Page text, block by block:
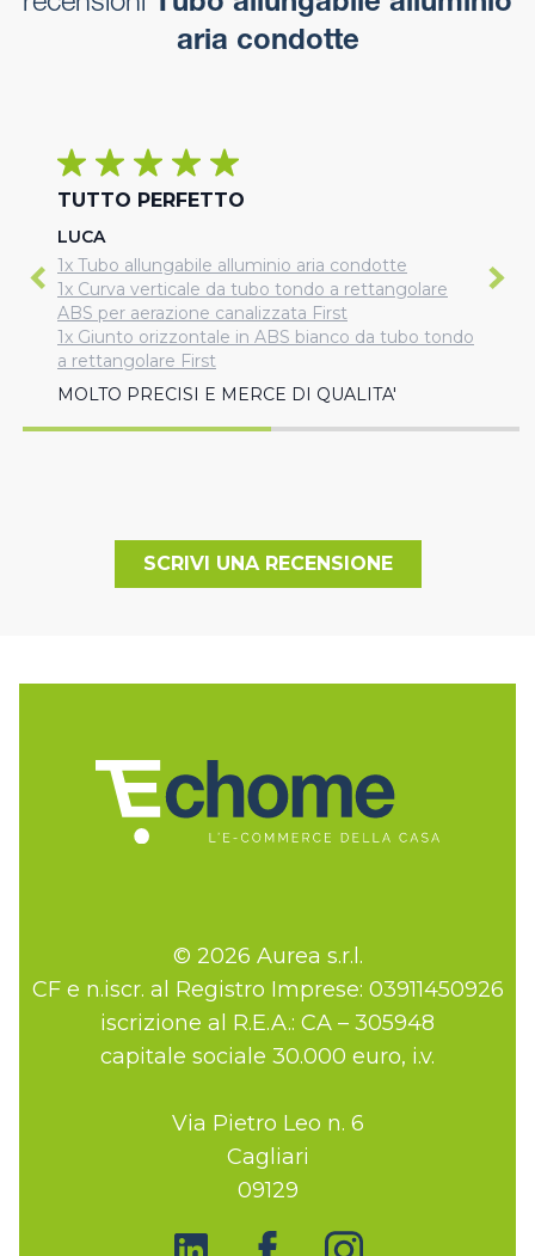
aria condotte
TUTTO PERFETTO
LUCA
1x Tubo allungabile alluminio aria condotte
1x Curva verticale da tubo tondo a rettangolare
ABS per aerazione canalizzata First
1x Giunto orizzontale in ABS bianco da tubo tondo
a rettangolare First
MOLTO PRECISI E MERCE DI QUALITA'
SCRIVI UNA RECENSIONE
© 2026 Aurea s.r.l.
CF e n.iscr. al Registro Imprese: 03911450926
iscrizione al R.E.A.: CA – 305948
capitale sociale 30.000 euro, i.v.
Via Pietro Leo n. 6
Cagliari
09129